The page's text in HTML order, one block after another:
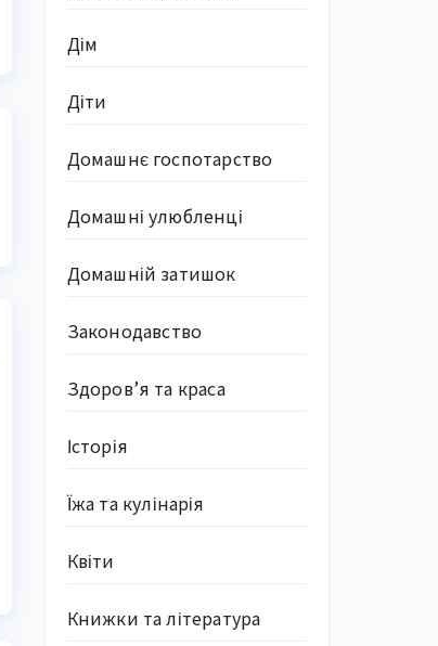
Дім
Діти
Домашнє госпотарство
Домашні улюбленці
Домашній затишок
Законодавство
Здоров’я та краса
Історія
Їжа та кулінарія
Квіти
Книжки та література